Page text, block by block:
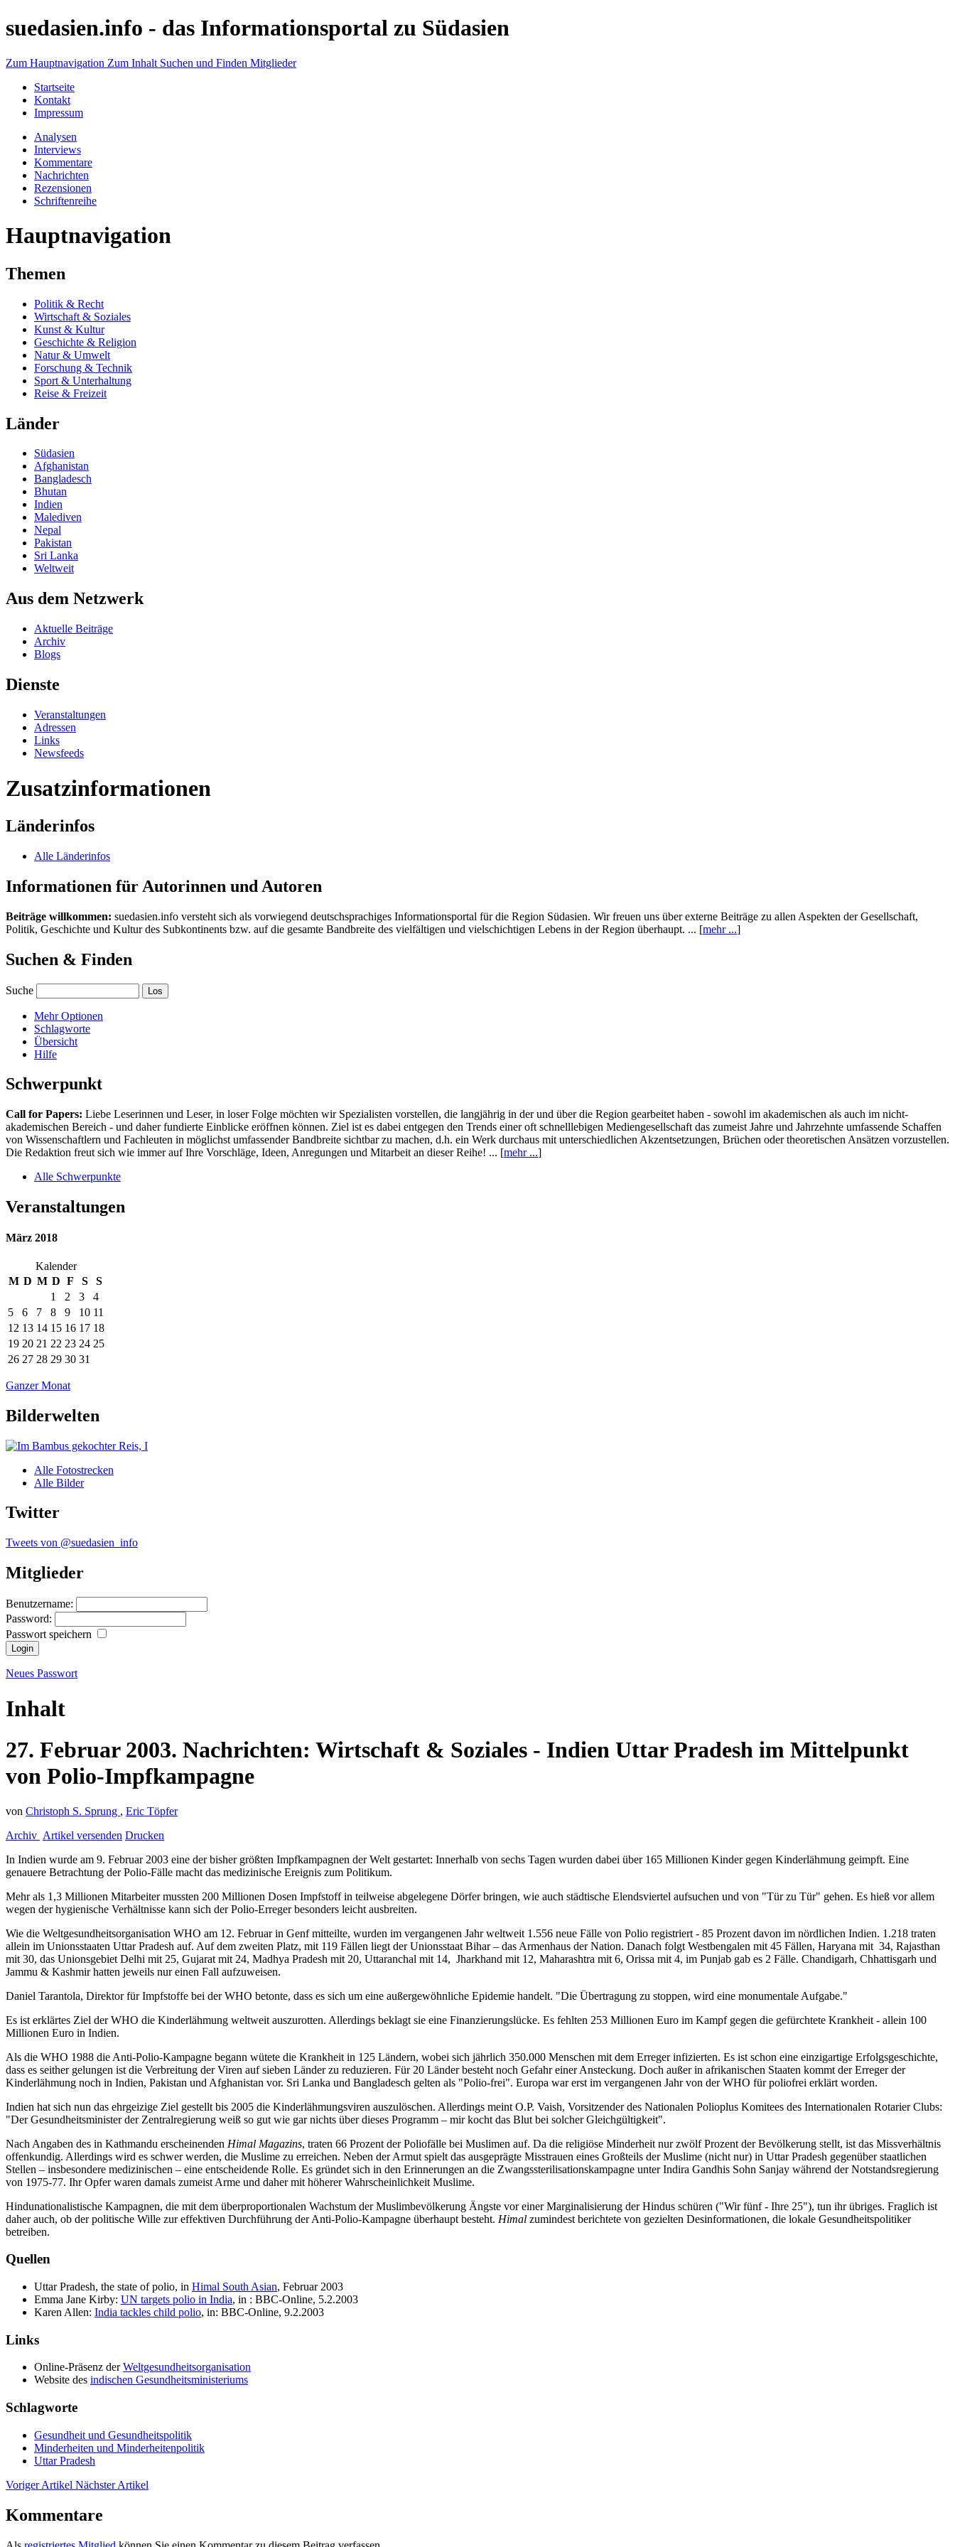
suedasien.info - das Informationsportal zu Südasien
Zum Hauptnavigation Zum Inhalt Suchen und Finden Mitglieder
Startseite
Kontakt
Impressum
Analysen
Interviews
Kommentare
Nachrichten
Rezensionen
Schriftenreihe
Hauptnavigation
Themen
Politik & Recht
Wirtschaft & Soziales
Kunst & Kultur
Geschichte & Religion
Natur & Umwelt
Forschung & Technik
Sport & Unterhaltung
Reise & Freizeit
Länder
Südasien
Afghanistan
Bangladesch
Bhutan
Indien
Malediven
Nepal
Pakistan
Sri Lanka
Weltweit
Aus dem Netzwerk
Aktuelle Beiträge
Archiv
Blogs
Dienste
Veranstaltungen
Adressen
Links
Newsfeeds
Zusatzinformationen
Länderinfos
Alle Länderinfos
Informationen für Autorinnen und Autoren
Beiträge willkommen: suedasien.info versteht sich als vorwiegend deutschsprachiges Informationsportal für die Region Südasien. Wir freuen uns über externe Beiträge zu allen Aspekten der Gesellschaft,
Politik, Geschichte und Kultur des Subkontinents bzw. auf die gesamte Bandbreite des vielfältigen und vielschichtigen Lebens in der Region überhaupt. ... [mehr ...]
Suchen & Finden
Suche
Mehr Optionen
Schlagworte
Übersicht
Hilfe
Schwerpunkt
Call for Papers: Liebe Leserinnen und Leser, in loser Folge möchten wir Spezialisten vorstellen, die langjährig in der und über die Region gearbeitet haben - sowohl im akademischen als auch im nicht-
akademischen Bereich - und daher fundierte Einblicke eröffnen können. Ziel ist es dabei entgegen den Trends einer oft schnelllebigen Mediengesellschaft das zumeist Jahre und Jahrzehnte umfassende Schaffen
von Wissenschaftlern und Fachleuten in möglichst umfassender Bandbreite sichtbar zu machen, d.h. ein Werk durchaus mit unterschiedlichen Akzentsetzungen, Brüchen oder theoretischen Ansätzen vorzustellen.
Die Redaktion freut sich wie immer auf Ihre Vorschläge, Ideen, Anregungen und Mitarbeit an dieser Reihe! ... [mehr ...]
Alle Schwerpunkte
Veranstaltungen
März 2018
Kalender
M D M D F S
S
1
2 3
4
5
6 7 8 9 10 11
12 13 14 15 16 17 18
19 20 21 22 23 24 25
26 27 28 29 30 31
Ganzer Monat
Bilderwelten
Alle Fotostrecken
Alle Bilder
Twitter
Tweets von @suedasien_info
Mitglieder
Benutzername:
Password:
Passwort speichern
Neues Passwort
Inhalt
27. Februar 2003. Nachrichten: Wirtschaft & Soziales - Indien Uttar Pradesh im Mittelpunkt
von Polio-Impfkampagne
von Christoph S. Sprung , Eric Töpfer
Archiv Artikel versenden Drucken
In Indien wurde am 9. Februar 2003 eine der bisher größten Impfkampagnen der Welt gestartet: Innerhalb von sechs Tagen wurden dabei über 165 Millionen Kinder gegen Kinderlähmung geimpft. Eine
genauere Betrachtung der Polio-Fälle macht das medizinische Ereignis zum Politikum.
Mehr als 1,3 Millionen Mitarbeiter mussten 200 Millionen Dosen Impfstoff in teilweise abgelegene Dörfer bringen, wie auch städtische Elendsviertel aufsuchen und von "Tür zu Tür" gehen. Es hieß vor allem
wegen der hygienische Verhältnisse kann sich der Polio-Erreger besonders leicht ausbreiten.
Wie die Weltgesundheitsorganisation WHO am 12. Februar in Genf mitteilte, wurden im vergangenen Jahr weltweit 1.556 neue Fälle von Polio registriert - 85 Prozent davon im nördlichen Indien. 1.218 traten
allein im Unionsstaaten Uttar Pradesh auf. Auf dem zweiten Platz, mit 119 Fällen liegt der Unionsstaat Bihar – das Armenhaus der Nation. Danach folgt Westbengalen mit 45 Fällen, Haryana mit 34, Rajasthan
mit 30, das Unionsgebiet Delhi mit 25, Gujarat mit 24, Madhya Pradesh mit 20, Uttaranchal mit 14, Jharkhand mit 12, Maharashtra mit 6, Orissa mit 4, im Punjab gab es 2 Fälle. Chandigarh, Chhattisgarh und
Jammu & Kashmir hatten jeweils nur einen Fall aufzuweisen.
Daniel Tarantola, Direktor für Impfstoffe bei der WHO betonte, dass es sich um eine außergewöhnliche Epidemie handelt. "Die Übertragung zu stoppen, wird eine monumentale Aufgabe."
Es ist erklärtes Ziel der WHO die Kinderlähmung weltweit auszurotten. Allerdings beklagt sie eine Finanzierungslücke. Es fehlten 253 Millionen Euro im Kampf gegen die gefürchtete Krankheit - allein 100
Millionen Euro in Indien.
Als die WHO 1988 die Anti-Polio-Kampagne begann wütete die Krankheit in 125 Ländern, wobei sich jährlich 350.000 Menschen mit dem Erreger infizierten. Es ist schon eine einzigartige Erfolgsgeschichte,
dass es seither gelungen ist die Verbreitung der Viren auf sieben Länder zu reduzieren. Für 20 Länder besteht noch Gefahr einer Ansteckung. Doch außer in afrikanischen Staaten kommt der Erreger der
Kinderlähmung noch in Indien, Pakistan und Afghanistan vor. Sri Lanka und Bangladesch gelten als "Polio-frei". Europa war erst im vergangenen Jahr von der WHO für poliofrei erklärt worden.
Indien hat sich nun das ehrgeizige Ziel gestellt bis 2005 die Kinderlähmungsviren auszulöschen. Allerdings meint O.P. Vaish, Vorsitzender des Nationalen Polioplus Komitees des Internationalen Rotarier Clubs:
"Der Gesundheitsminister der Zentralregierung weiß so gut wie gar nichts über dieses Programm – mir kocht das Blut bei solcher Gleichgültigkeit".
Nach Angaben des in Kathmandu erscheinenden Himal Magazins, traten 66 Prozent der Poliofälle bei Muslimen auf. Da die religiöse Minderheit nur zwölf Prozent der Bevölkerung stellt, ist das Missverhältnis
offenkundig. Allerdings wird es schwer werden, die Muslime zu erreichen. Neben der Armut spielt das ausgeprägte Misstrauen eines Großteils der Muslime (nicht nur) in Uttar Pradesh gegenüber staatlichen
Stellen – insbesondere medizinischen – eine entscheidende Rolle. Es gründet sich in den Erinnerungen an die Zwangssterilisationskampagne unter Indira Gandhis Sohn Sanjay während der Notstandsregierung
von 1975-77. Ihr Opfer waren damals zumeist Arme und daher mit höherer Wahrscheinlichkeit Muslime.
Hindunationalistische Kampagnen, die mit dem überproportionalen Wachstum der Muslimbevölkerung Ängste vor einer Marginalisierung der Hindus schüren ("Wir fünf - Ihre 25"), tun ihr übriges. Fraglich ist
daher auch, ob der politische Wille zur effektiven Durchführung der Anti-Polio-Kampagne überhaupt besteht. Himal zumindest berichtete von gezielten Desinformationen, die lokale Gesundheitspolitiker
betreiben.
Quellen
Uttar Pradesh, the state of polio, in Himal South Asian, Februar 2003
Emma Jane Kirby: UN targets polio in India, in : BBC-Online, 5.2.2003
Karen Allen: India tackles child polio, in: BBC-Online, 9.2.2003
Links
Online-Präsenz derWeltgesundheitsorganisation
Website des indischen Gesundheitsministeriums
Schlagworte
Gesundheit und Gesundheitspolitik
Minderheiten und Minderheitenpolitik
Uttar Pradesh
Voriger Artikel Nächster Artikel
Kommentare